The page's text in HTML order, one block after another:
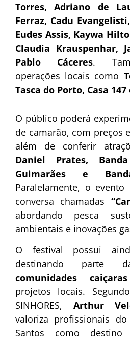
Torres, Adriano de
Ferraz, Cadu
Eudes Assis, Kaywa
Claudia Krauspenhar,
Pablo Cáceres.
operações locais como
Tasca do Porto, Casa
O público poderá
de camarão, com preços
além de conferir
Daniel Prates,
Guimarães e
Paralelamente, o
conversa chamadas
abordando pesca
ambientais e inovações
O festival possui
destinando parte
comunidades caiçaras
projetos locais.
SINHORES, Arthur
valoriza profissionais
Santos como destino